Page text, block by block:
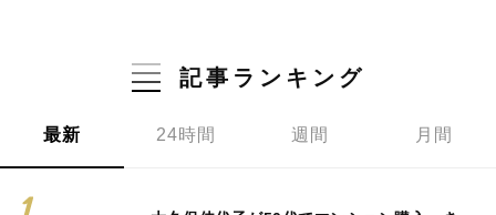
記事ランキング
最新 24時間 週間 月間